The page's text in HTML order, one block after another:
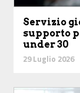
Servizio
supporto
under 30
29 Luglio 2026